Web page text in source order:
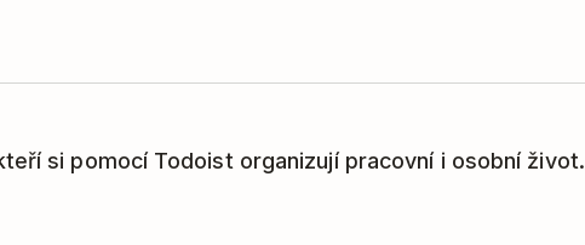
si pomocí Todoist organizují pracovní i osobní život.